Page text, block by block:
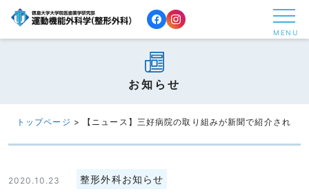
へ
プ
MENU
お知らせ
トップページ > 【ニュース】三好病院の取り組みが新聞で紹介されま
2020.10.23 整形外科お知らせ